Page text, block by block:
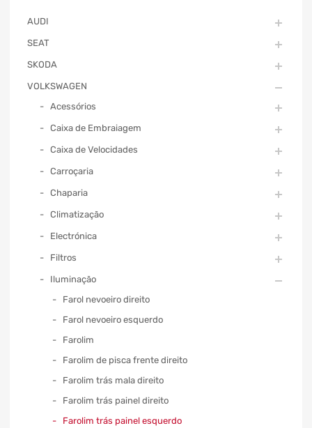
AUDI
SEAT
SKODA
VOLKSWAGEN
Acessórios
Caixa de Embraiagem
Caixa de Velocidades
Carroçaria
Chaparia
Climatização
Electrónica
Filtros
Iluminação
Farol nevoeiro direito
Farol nevoeiro esquerdo
Farolim
Farolim de pisca frente direito
Farolim trás mala direito
Farolim trás painel direito
Farolim trás painel esquerdo